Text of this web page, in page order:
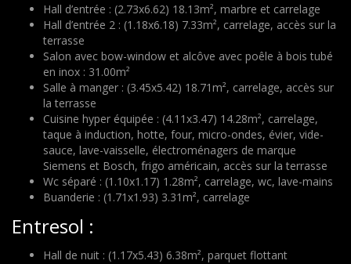
Hall d’entrée : (2.73x6.62) 18.13m², marbre et carrelage
Hall d’entrée 2 : (1.18x6.18) 7.33m², carrelage, accès sur la
terrasse
Salon avec bow-window et alcôve avec poêle à bois tubé
en inox : 31.00m²
Salle à manger : (3.45x5.42) 18.71m², carrelage, accès sur
la terrasse
Cuisine hyper équipée : (4.11x3.47) 14.28m², carrelage,
taque à induction, hotte, four, micro-ondes, évier, vide-
sauce, lave-vaisselle, électroménagers de marque
Siemens et Bosch, frigo américain, accès sur la terrasse
Wc séparé : (1.10x1.17) 1.28m², carrelage, wc, lave-mains
Buanderie : (1.71x1.93) 3.31m², carrelage
Entresol :
Hall de nuit : (1.17x5.43) 6.38m², parquet flottant